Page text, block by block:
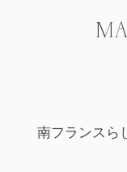
南フランスら